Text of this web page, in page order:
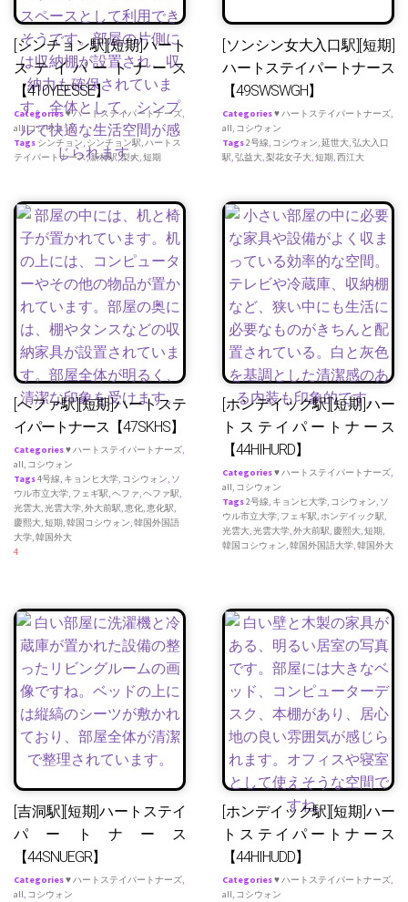
[シンチョン駅][短期]ハート
ステイパートナース
【410YEESSE】
Categories♥ ハートステイパートナーズ,
all,コシウォン
Tags シンチョン, シンチョン駅,ハートス
テイパートナース,新村駅,梨大,短期
[ソンシン女大入口駅][短期]
ハートステイパートナース
【49SWSWGH】
Categories♥ ハートステイパートナーズ,
all, コシウォン
Tags2号線, コシウォン,延世大,弘大入口
駅,弘益大,梨花女子大,短期,西江大
[へファ駅][短期]ハートステ
イパートナース【47SKHS】
Categories♥ ハートステイパートナーズ,
all, コシウォン
Tags4号線, キョンヒ大学, コシウォン, ソ
ウル市立大学, フェギ駅,ヘファ,ヘファ駅,
光雲大,光雲大学,外大前駅,恵化,恵化駅,
慶熙大,短期,韓国コシウォン,韓国外国語
大学,韓国外大
4
[ホンデイック駅][短期]ハー
トステイパートナース
【44HIHURD】
Categories♥ ハートステイパートナーズ,
all, コシウォン
Tags2号線, キョンヒ大学, コシウォン, ソ
ウル市立大学, フェギ駅,ホンデイック駅,
光雲大,光雲大学,外大前駅, 慶熙大,短期,
韓国コシウォン,韓国外国語大学,韓国外大
[吉洞駅][短期]ハートステイ
パートナース
【44SNUEGR】
Categories♥ ハートステイパートナーズ,
all, コシウォン
[ホンデイック駅][短期]ハー
トステイパートナース
【44HIHUDD】
Categories♥ ハートステイパートナーズ,
all, コシウォン